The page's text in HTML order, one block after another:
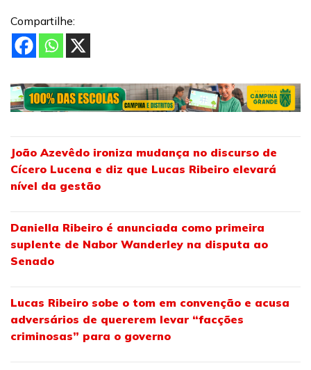
Compartilhe:
João Azevêdo ironiza mudança no discurso de
Cícero Lucena e diz que Lucas Ribeiro elevará
nível da gestão
Daniella Ribeiro é anunciada como primeira
suplente de Nabor Wanderley na disputa ao
Senado
Lucas Ribeiro sobe o tom em convenção e acusa
adversários de quererem levar “facções
criminosas” para o governo